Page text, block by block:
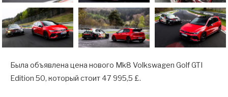
Была объявлена цена нового Mk8 Volkswagen Golf GTI
Edition 50, который стоит 47 995,5 £.